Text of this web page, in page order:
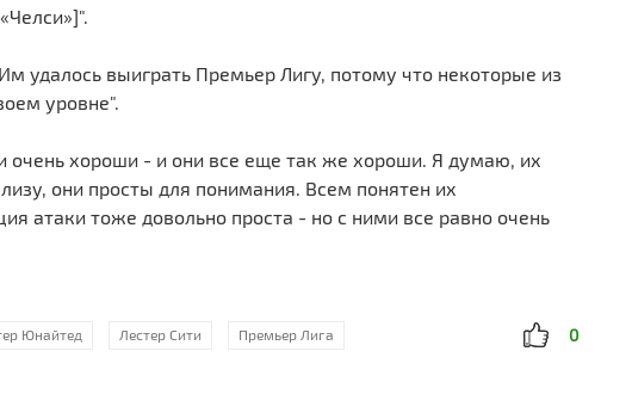
удалось выиграть Премьер Лигу, потому что некоторые из
уровне".
очень хороши - и они все еще так же хороши. Я думаю, их
они просты для понимания. Всем понятен их
атаки тоже довольно проста - но с ними все равно очень
Юнайтед Лестер Сити Премьер Лига 0